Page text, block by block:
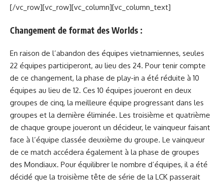
[/vc_row][vc_row][vc_column][vc_column_text]
Changement de format des Worlds :
En raison de l’abandon des équipes vietnamiennes, seules
22 équipes participeront, au lieu des 24. Pour tenir compte
de ce changement, la phase de play-in a été réduite à 10
équipes au lieu de 12. Ces 10 équipes joueront en deux
groupes de cinq, la meilleure équipe progressant dans les
groupes et la dernière éliminée. Les troisième et quatrième
de chaque groupe joueront un décideur, le vainqueur faisant
face à l’équipe classée deuxième du groupe. Le vainqueur
de ce match accédera également à la phase de groupes
des Mondiaux. Pour équilibrer le nombre d’équipes, il a été
décidé que la troisième tête de série de la LCK passerait